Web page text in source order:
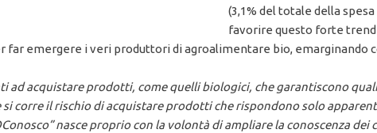
(3,1% del totale della
favorire questo forte trend
emergere i veri produttori di agroalimentare bio, emarginando
ad acquistare prodotti, come quelli biologici, che garantiscono
corre il rischio di acquistare prodotti che rispondono solo
nasce proprio con la volontà di ampliare la conoscenza